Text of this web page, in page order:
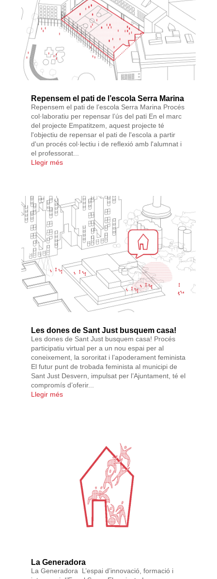
Repensem el pati de l’escola Serra Marina
Repensem el pati de l’escola Serra Marina Procés
col·laboratiu per repensar l’ús del pati En el marc
del projecte Empatitzem, aquest projecte té
l'objectiu de repensar el pati de l'escola a partir
d'un procés col·lectiu i de reflexió amb l'alumnat i
el professorat...
Llegir més
Les dones de Sant Just busquem casa!
Les dones de Sant Just busquem casa! Procés
participatiu virtual per a un nou espai per al
coneixement, la sororitat i l’apoderament feminista
El futur punt de trobada feminista al municipi de
Sant Just Desvern, impulsat per l’Ajuntament, té el
compromís d’oferir...
Llegir més
La Generadora
La Generadora L’espai d’innovació, formació i